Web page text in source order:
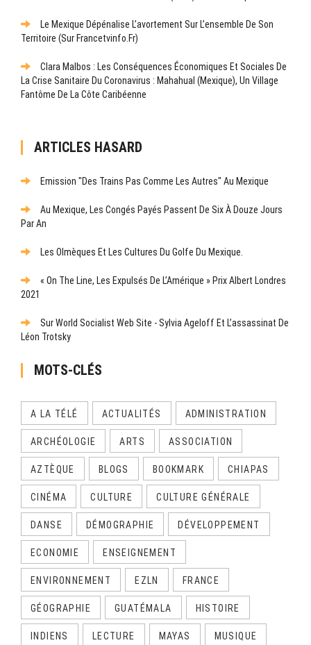
Le Mexique Dépénalise L’avortement Sur L’ensemble De Son
Territoire (sur Francetvinfo.fr)
Clara Malbos : Les Conséquences Économiques Et Sociales De
La Crise Sanitaire Du Coronavirus : Mahahual (Mexique), Un Village
Fantôme De La Côte Caribéenne
ARTICLES HASARD
Emission "Des Trains Pas Comme Les Autres" Au Mexique
Au Mexique, Les Congés Payés Passent De Six À Douze Jours
Par An
Les Olmèques Et Les Cultures Du Golfe Du Mexique.
« On The Line, Les Expulsés De L’Amérique » Prix Albert Londres
2021
Sur World Socialist Web Site - Sylvia Ageloff Et L’assassinat De
Léon Trotsky
MOTS-CLÉS
A LA TÉLÉ ACTUALITÉS ADMINISTRATION
ARCHÉOLOGIE ARTS ASSOCIATION
AZTÈQUE BLOGS BOOKMARK CHIAPAS
CINÉMA CULTURE CULTURE GÉNÉRALE
DANSE DÉMOGRAPHIE DÉVELOPPEMENT
ECONOMIE ENSEIGNEMENT
ENVIRONNEMENT EZLN FRANCE
GÉOGRAPHIE GUATÉMALA HISTOIRE
INDIENS LECTURE MAYAS MUSIQUE